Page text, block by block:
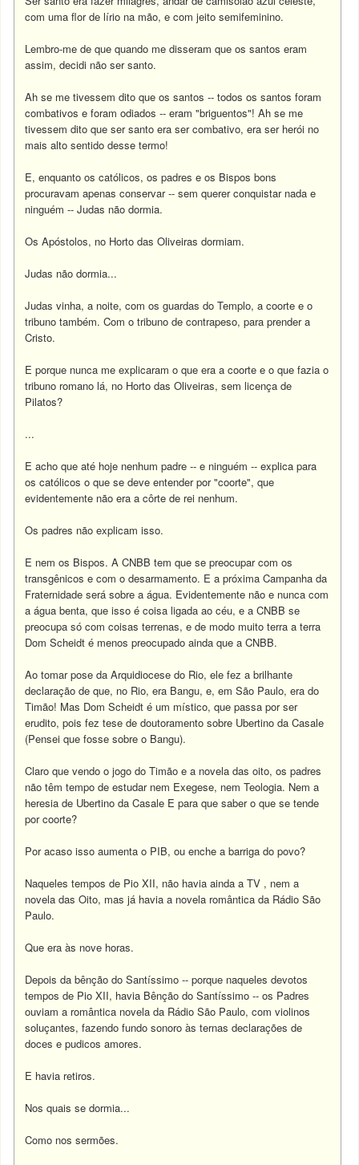
com uma flor de lírio na mão, e com jeito semifeminino.
Lembro-me de que quando me disseram que os santos eram
assim, decidi não ser santo.
Ah se me tivessem dito que os santos -- todos os santos foram
combativos e foram odiados -- eram "briguentos"! Ah se me
tivessem dito que ser santo era ser combativo, era ser herói no
mais alto sentido desse termo!
E, enquanto os católicos, os padres e os Bispos bons
procuravam apenas conservar -- sem querer conquistar nada e
ninguém -- Judas não dormia.
Os Apóstolos, no Horto das Oliveiras dormiam.
Judas não dormia...
Judas vinha, a noite, com os guardas do Templo, a coorte e o
tribuno também. Com o tribuno de contrapeso, para prender a
Cristo.
E porque nunca me explicaram o que era a coorte e o que fazia o
tribuno romano lá, no Horto das Oliveiras, sem licença de
Pilatos?
...
E acho que até hoje nenhum padre -- e ninguém -- explica para
os católicos o que se deve entender por "coorte", que
evidentemente não era a côrte de rei nenhum.
Os padres não explicam isso.
E nem os Bispos. A CNBB tem que se preocupar com os
transgênicos e com o desarmamento. E a próxima Campanha da
Fraternidade será sobre a água. Evidentemente não e nunca com
a água benta, que isso é coisa ligada ao céu, e a CNBB se
preocupa só com coisas terrenas, e de modo muito terra a terra
Dom Scheidt é menos preocupado ainda que a CNBB.
Ao tomar pose da Arquidiocese do Rio, ele fez a brilhante
declaração de que, no Rio, era Bangu, e, em São Paulo, era do
Timão! Mas Dom Scheidt é um místico, que passa por ser
erudito, pois fez tese de doutoramento sobre Ubertino da Casale
(Pensei que fosse sobre o Bangu).
Claro que vendo o jogo do Timão e a novela das oito, os padres
não têm tempo de estudar nem Exegese, nem Teologia. Nem a
heresia de Ubertino da Casale E para que saber o que se tende
por coorte?
Por acaso isso aumenta o PIB, ou enche a barriga do povo?
Naqueles tempos de Pio XII, não havia ainda a TV , nem a
novela das Oito, mas já havia a novela romântica da Rádio São
Paulo.
Que era às nove horas.
Depois da bênção do Santíssimo -- porque naqueles devotos
tempos de Pio XII, havia Bênção do Santíssimo -- os Padres
ouviam a romântica novela da Rádio São Paulo, com violinos
soluçantes, fazendo fundo sonoro às ternas declarações de
doces e pudicos amores.
E havia retiros.
Nos quais se dormia...
Como nos sermões.